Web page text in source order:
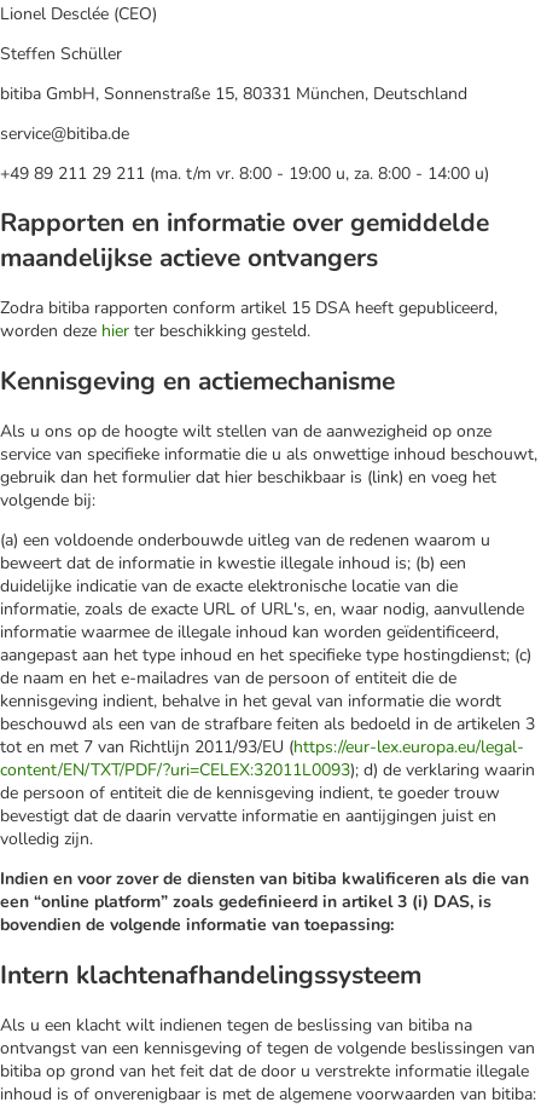
Lionel Desclée (CEO)
Steffen Schüller
bitiba GmbH, Sonnenstraße 15, 80331 München, Deutschland
service@bitiba.de
+49 89 211 29 211 (ma. t/m vr. 8:00 - 19:00 u, za. 8:00 - 14:00 u)
Rapporten en informatie over gemiddelde
maandelijkse actieve ontvangers
Zodra bitiba rapporten conform artikel 15 DSA heeft gepubliceerd,
worden deze hier ter beschikking gesteld.
Kennisgeving en actiemechanisme
Als u ons op de hoogte wilt stellen van de aanwezigheid op onze
service van specifieke informatie die u als onwettige inhoud beschouwt,
gebruik dan het formulier dat hier beschikbaar is (link) en voeg het
volgende bij:
(a) een voldoende onderbouwde uitleg van de redenen waarom u
beweert dat de informatie in kwestie illegale inhoud is; (b) een
duidelijke indicatie van de exacte elektronische locatie van die
informatie, zoals de exacte URL of URL's, en, waar nodig, aanvullende
informatie waarmee de illegale inhoud kan worden geïdentificeerd,
aangepast aan het type inhoud en het specifieke type hostingdienst; (c)
de naam en het e-mailadres van de persoon of entiteit die de
kennisgeving indient, behalve in het geval van informatie die wordt
beschouwd als een van de strafbare feiten als bedoeld in de artikelen 3
tot en met 7 van Richtlijn 2011/93/EU (https://eur-lex.europa.eu/legal-
content/EN/TXT/PDF/?uri=CELEX:32011L0093); d) de verklaring waarin
de persoon of entiteit die de kennisgeving indient, te goeder trouw
bevestigt dat de daarin vervatte informatie en aantijgingen juist en
volledig zijn.
Indien en voor zover de diensten van bitiba kwalificeren als die van
een “online platform” zoals gedefinieerd in artikel 3 (i) DAS, is
bovendien de volgende informatie van toepassing:
Intern klachtenafhandelingssysteem
Als u een klacht wilt indienen tegen de beslissing van bitiba na
ontvangst van een kennisgeving of tegen de volgende beslissingen van
bitiba op grond van het feit dat de door u verstrekte informatie illegale
inhoud is of onverenigbaar is met de algemene voorwaarden van bitiba: